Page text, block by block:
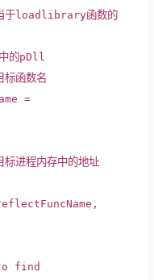
于loadlibrary函数的
的pDll
函数名
=
程内存中的地址
find